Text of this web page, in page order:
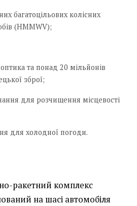
багатоцільових колісних
(HMMWV);
та понад 20 мільйонів
зброї;
для розчищення місцевості
для холодної погоди.
ракетний комплекс
на шасі автомобіля